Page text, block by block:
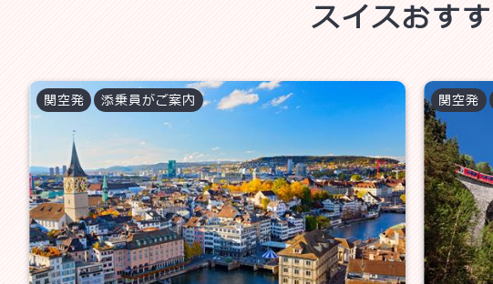
スイスおす
関空発 添乗員がご案内 関空発